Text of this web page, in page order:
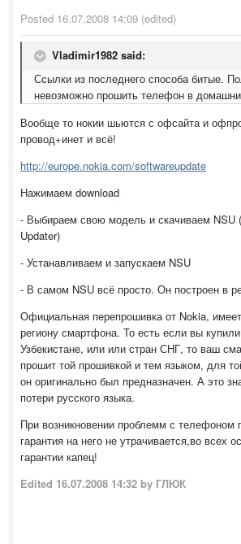
Posted 16.07.2008 14:09 (edited)
Vladimir1982 said:
Ссылки из последнего способа битые.
невозможно прошить телефон в
Вообще то нокии шьются с офсайта и
провод+инет и всё!
http://europe.nokia.com/softwareupdate
Нажимаем download
- Выбираем свою модель и скачиваем NSU
Updater)
- Устанавливаем и запускаем NSU
- В самом NSU всё просто. Он построен в
Официальная перепрошивка от Nokia,
региону смартфона. То есть если вы
Узбекистане, или или стран СНГ, то ваш
прошит той прошивкой и тем языком, для
он оригинально был предназначен. А это
потери русского языка.
При возникновении проблемм с телефоном
гарантия на него не утрачивается,во всех
гарантии капец!
Edited 16.07.2008 14:32 by ГЛЮК